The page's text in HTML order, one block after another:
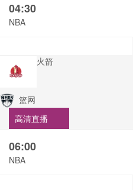
04:30
NBA
火箭
篮网
高清直播
06:00
NBA